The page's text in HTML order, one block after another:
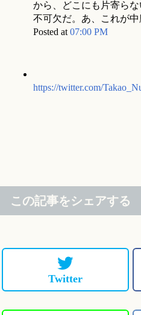
から、どこにも片寄ら
不可欠だ。あ、これが中
Posted at 07:00 PM
https://twitter.com/
この記事をシェアする
Twitter